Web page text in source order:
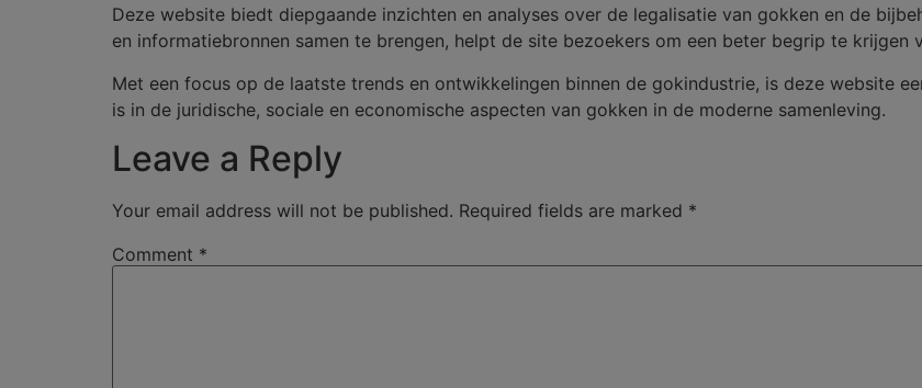
Deze website biedt diepgaande inzichten en analyses over de legalisatie van gokken en de
en informatiebronnen samen te brengen, helpt de site bezoekers om een beter begrip te krijgen
Met een focus op de laatste trends en ontwikkelingen binnen de gokindustrie, is deze website
is in de juridische, sociale en economische aspecten van gokken in de moderne samenleving.
Leave a Reply
Your email address will not be published. Required fields are marked *
Comment *